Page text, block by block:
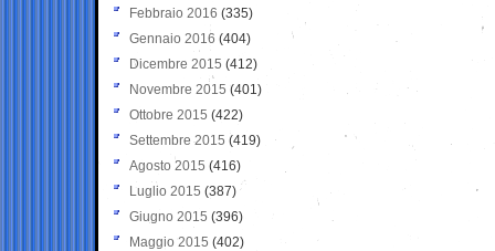
Febbraio 2016 (335)
Gennaio 2016 (404)
Dicembre 2015 (412)
Novembre 2015 (401)
Ottobre 2015 (422)
Settembre 2015 (419)
Agosto 2015 (416)
Luglio 2015 (387)
Giugno 2015 (396)
Maggio 2015 (402)